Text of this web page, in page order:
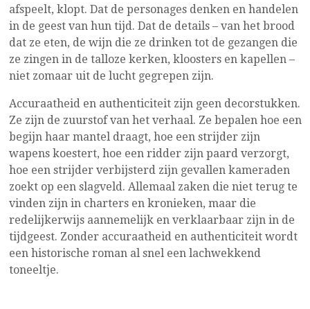
afspeelt, klopt. Dat de personages denken en handelen
in de geest van hun tijd. Dat de details – van het brood
dat ze eten, de wijn die ze drinken tot de gezangen die
ze zingen in de talloze kerken, kloosters en kapellen –
niet zomaar uit de lucht gegrepen zijn.
Accuraatheid en authenticiteit zijn geen decorstukken.
Ze zijn de zuurstof van het verhaal. Ze bepalen hoe een
begijn haar mantel draagt, hoe een strijder zijn
wapens koestert, hoe een ridder zijn paard verzorgt,
hoe een strijder verbijsterd zijn gevallen kameraden
zoekt op een slagveld. Allemaal zaken die niet terug te
vinden zijn in charters en kronieken, maar die
redelijkerwijs aannemelijk en verklaarbaar zijn in de
tijdgeest. Zonder accuraatheid en authenticiteit wordt
een historische roman al snel een lachwekkend
toneeltje.